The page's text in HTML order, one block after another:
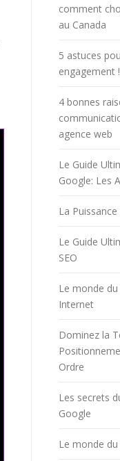
comment
au Canada
5 astuces
engagement !
4 bonnes
agence web
Le Guide
Google: Les
La
Le Guide
SEO
Le monde
Internet
Dominez la
Ordre
Les secrets
Google
Le monde